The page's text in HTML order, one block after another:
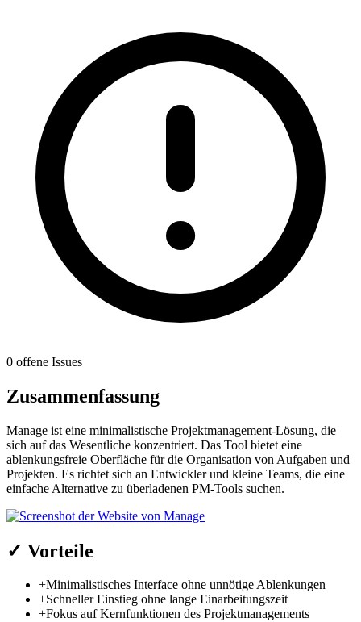
0 offene Issues
Zusammenfassung
Manage ist eine minimalistische Projektmanagement-Lösung, die
sich auf das Wesentliche konzentriert. Das Tool bietet eine
ablenkungsfreie Oberfläche für die Organisation von Aufgaben und
Projekten. Es richtet sich an Entwickler und kleine Teams, die eine
einfache Alternative zu überladenen PM-Tools suchen.
✓ Vorteile
+Minimalistisches Interface ohne unnötige Ablenkungen
+Schneller Einstieg ohne lange Einarbeitungszeit
+Fokus auf Kernfunktionen des Projektmanagements